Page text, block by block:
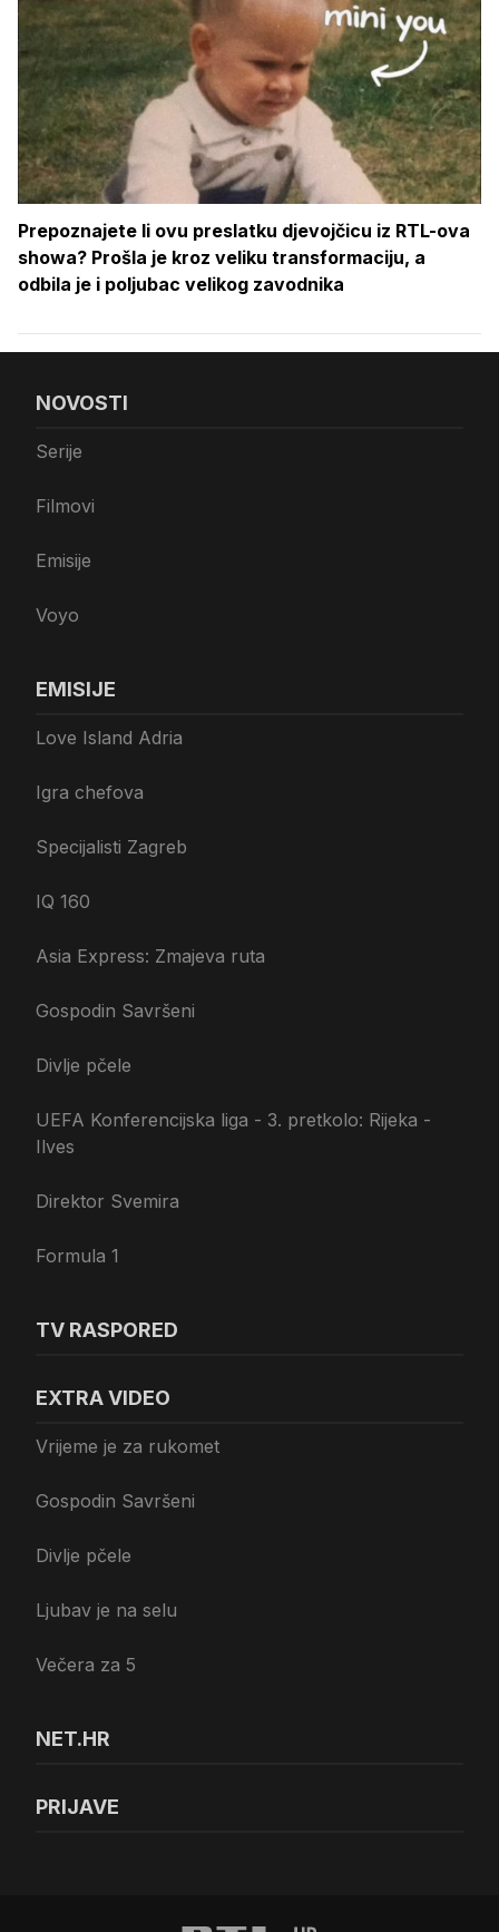
Prepoznajete li ovu preslatku djevojčicu iz RTL-ova
showa? Prošla je kroz veliku transformaciju, a
odbila je i poljubac velikog zavodnika
NOVOSTI
Serije
Filmovi
Emisije
Voyo
EMISIJE
Love Island Adria
Igra chefova
Specijalisti Zagreb
IQ 160
Asia Express: Zmajeva ruta
Gospodin Savršeni
Divlje pčele
UEFA Konferencijska liga - 3. pretkolo: Rijeka -
Ilves
Direktor Svemira
Formula 1
TV RASPORED
EXTRA VIDEO
Vrijeme je za rukomet
Gospodin Savršeni
Divlje pčele
Ljubav je na selu
Večera za 5
NET.HR
PRIJAVE